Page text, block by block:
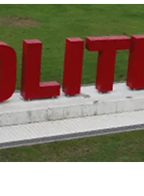
kontrastowa